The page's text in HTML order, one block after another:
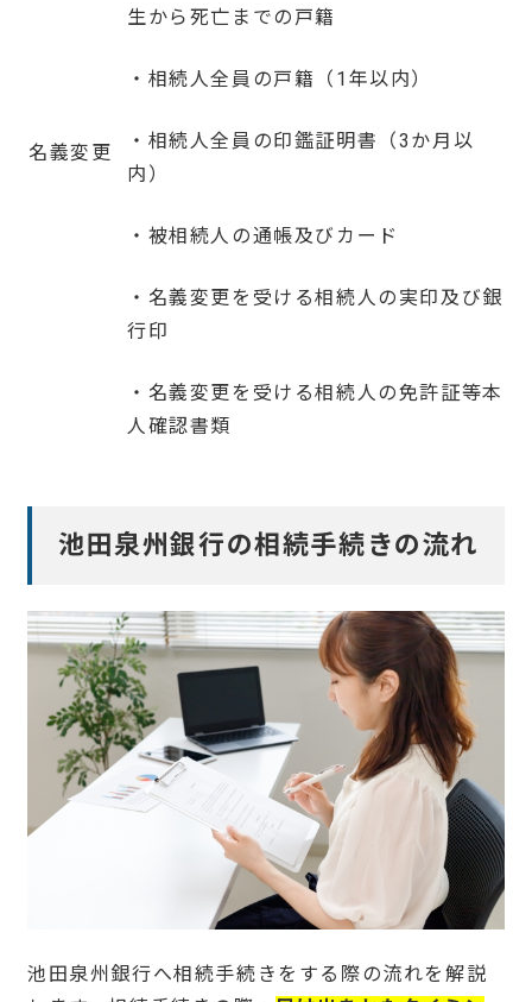
名義変更
生から死亡までの戸籍
・相続人全員の戸籍（1年以内）
・相続人全員の印鑑証明書（3か月以
内）
・被相続人の通帳及びカード
・名義変更を受ける相続人の実印及び銀
行印
・名義変更を受ける相続人の免許証等本
人確認書類
池田泉州銀行の相続手続きの流れ
池田泉州銀行へ相続手続きをする際の流れを解説